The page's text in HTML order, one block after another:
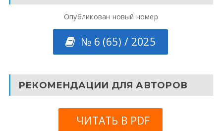
Опубликован новый номер
№ 6 (65) / 2025
РЕКОМЕНДАЦИИ ДЛЯ АВТОРОВ
ЧИТАТЬ В PDF